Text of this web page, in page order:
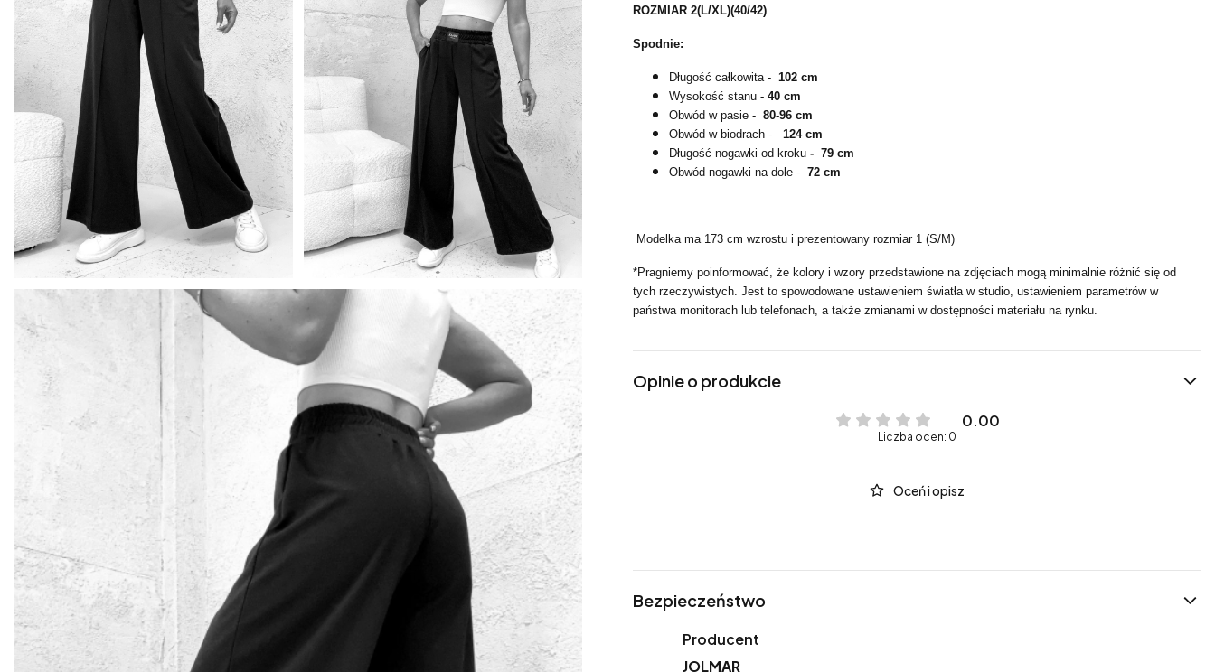
ROZMIAR 2(L/XL)(40/42)
Spodnie:
Długość całkowita - 102 cm
Wysokość stanu - 40 cm
Obwód w pasie - 80-96 cm
Obwód w biodrach -
124 cm
Długość nogawki od kroku - 79 cm
Obwód nogawki na dole - 72 cm
Modelka ma 173 cm wzrostu i prezentowany rozmiar 1 (S/M)
*Pragniemy poinformować, że kolory i wzory przedstawione na zdjęciach mogą minimalnie różnić się od
tych rzeczywistych. Jest to spowodowane ustawieniem światła w studio, ustawieniem parametrów w
państwa monitorach lub telefonach, a także zmianami w dostępności materiału na rynku.
Opinie o produkcie
0.00
Liczba ocen: 0
Oceń i opisz
Bezpieczeństwo
Producent
JOLMAR